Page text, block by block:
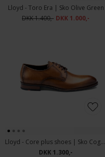
Lloyd - Toro Era | Sko Olive Green
DKK 1.400,- DKK 1.000,-
Lloyd - Core plus shoes | Sko Cognac
DKK 1.300,-